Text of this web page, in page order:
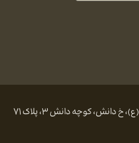
کوچه دانش ۳، پلاک ۷۱